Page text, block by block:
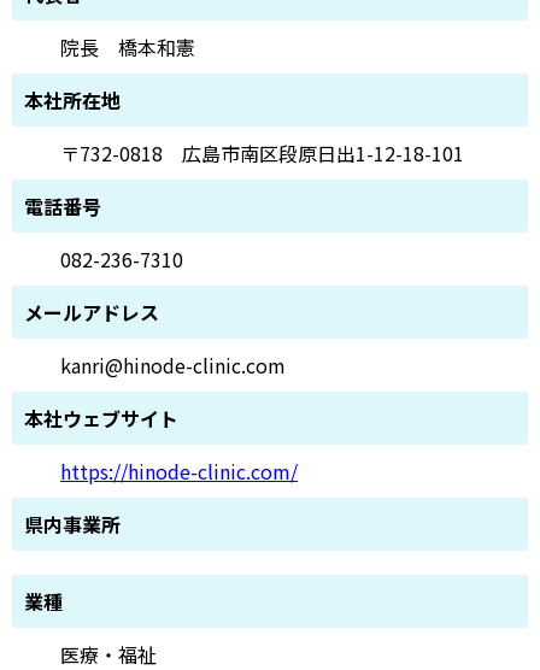
院長 橋本和憲
本社所在地
〒732-0818 広島市南区段原日出1-12-18-101
電話番号
082-236-7310
メールアドレス
kanri@hinode-clinic.com
本社ウェブサイト
https://hinode-clinic.com/
県内事業所
業種
医療・福祉